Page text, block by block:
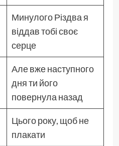
Минулого Різдва я
віддав тобі своє
серце
Але вже наступного
дня ти його
повернула назад
Цього року, щоб не
плакати